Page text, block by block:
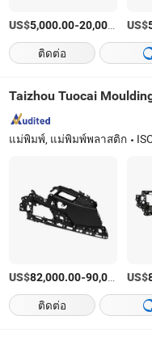
US$5,000.00-20,000.00 /
US$
ติดต่อ
Taizhou Tuocai
แม่พิมพ์, แม่พิมพ์พลาสติก
US$82,000.00-90,000.00 /เ
US$
ติดต่อ